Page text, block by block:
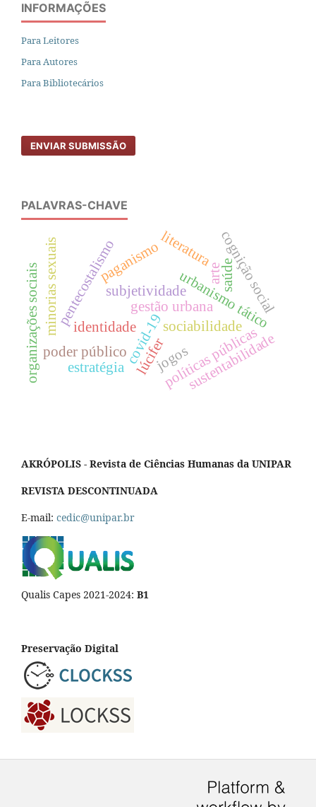
INFORMAÇÕES
Para Leitores
Para Autores
Para Bibliotecários
ENVIAR SUBMISSÃO
PALAVRAS-CHAVE
covid-19sociabilidade
políticas públicas
gestão urbanaurbanismo tático
identidade
subjetividade
pentecostalismo cognição social
minorias sexuais
poder público
arte
lúcifer
paganismoliteratura
saúde
organizações sociais jogos
estratégia sustentabilidade
AKRÓPOLIS - Revista de Ciências Humanas da UNIPAR
REVISTA DESCONTINUADA
E-mail: cedic@unipar.br
Qualis Capes 2021-2024: B1
Preservação Digital